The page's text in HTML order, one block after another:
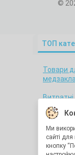
©
Ми
сайті
кнопку
ТОП
Товари
Витратні
матеріали
Товари
Товари
Краса